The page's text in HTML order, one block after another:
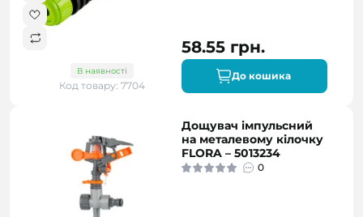
В наявності
Код товару: 7704
58.55 грн.
До кошика
Дощувач імпульсний
на металевому кілочку
FLORA – 5013234
0